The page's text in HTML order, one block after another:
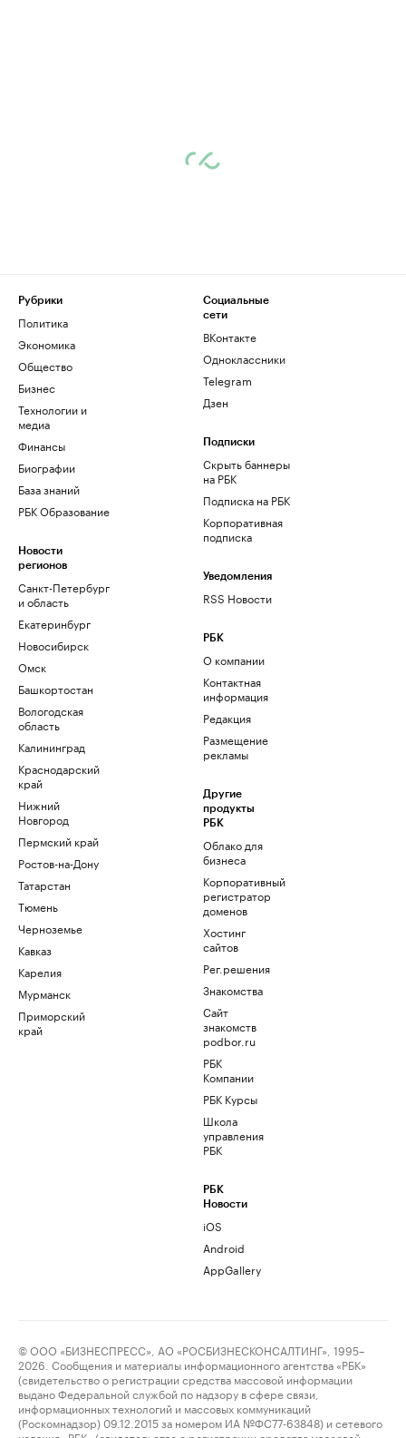
Рубрики
Политика
Экономика
Общество
Бизнес
Технологии и
медиа
Финансы
Биографии
База знаний
РБК Образование
Новости
регионов
Санкт-Петербург
и область
Екатеринбург
Новосибирск
Омск
Башкортостан
Вологодская
область
Калининград
Краснодарский
край
Нижний
Новгород
Пермский край
Ростов-на-Дону
Татарстан
Тюмень
Черноземье
Кавказ
Карелия
Мурманск
Приморский
край
Социальные
сети
ВКонтакте
Одноклассники
Telegram
Дзен
Подписки
Скрыть баннеры
на РБК
Подписка на РБК
Корпоративная
подписка
Уведомления
RSS Новости
РБК
О компании
Контактная
информация
Редакция
Размещение
рекламы
Другие
продукты
РБК
Облако для
бизнеса
Корпоративный
регистратор
доменов
Хостинг
сайтов
Рег.решения
Знакомства
Сайт
знакомств
podbor.ru
РБК
Компании
РБК Курсы
Школа
управления
РБК
РБК
Новости
iOS
Android
AppGallery
© ООО «БИЗНЕСПРЕСС», АО «РОСБИЗНЕСКОНСАЛТИНГ», 1995–
2026. Сообщения и материалы информационного агентства «РБК»
(свидетельство о регистрации средства массовой информации
выдано Федеральной службой по надзору в сфере связи,
информационных технологий и массовых коммуникаций
(Роскомнадзор) 09.12.2015 за номером ИА №ФС77-63848) и сетевого